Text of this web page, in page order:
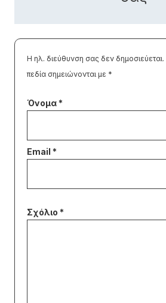
Η ηλ. διεύθυνση σας δεν δημοσιεύεται.
πεδία σημειώνονται με *